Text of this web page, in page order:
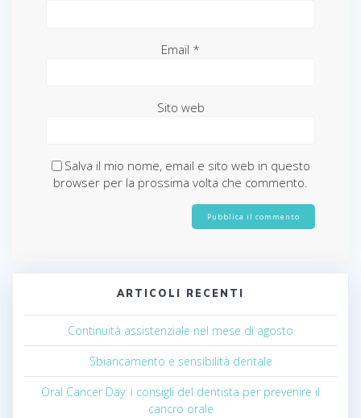
Email *
Sito web
Salva il mio nome, email e sito web in questo
browser per la prossima volta che commento.
ARTICOLI RECENTI
Continuità assistenziale nel mese di agosto
Sbiancamento e sensibilità dentale
Oral Cancer Day: i consigli del dentista per prevenire il
cancro orale